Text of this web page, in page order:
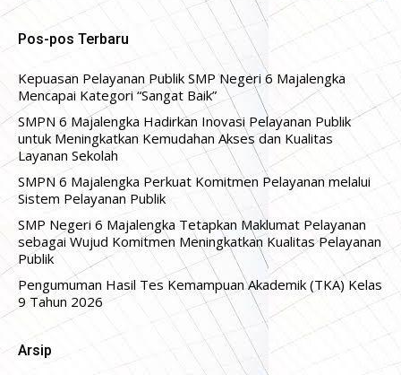
Pos-pos Terbaru
Kepuasan Pelayanan Publik SMP Negeri 6 Majalengka
Mencapai Kategori “Sangat Baik”
SMPN 6 Majalengka Hadirkan Inovasi Pelayanan Publik
untuk Meningkatkan Kemudahan Akses dan Kualitas
Layanan Sekolah
SMPN 6 Majalengka Perkuat Komitmen Pelayanan melalui
Sistem Pelayanan Publik
SMP Negeri 6 Majalengka Tetapkan Maklumat Pelayanan
sebagai Wujud Komitmen Meningkatkan Kualitas Pelayanan
Publik
Pengumuman Hasil Tes Kemampuan Akademik (TKA) Kelas
9 Tahun 2026
Arsip